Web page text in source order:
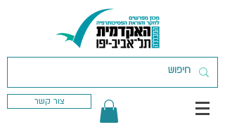
צור קשר